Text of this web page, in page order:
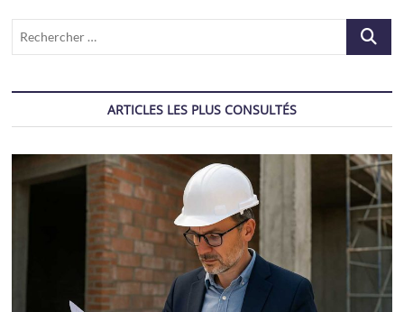
ARTICLES LES PLUS CONSULTÉS